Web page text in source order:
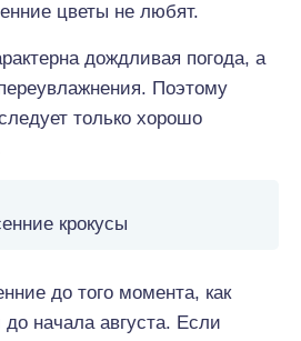
цветы не любят.
дождливая погода, а
Поэтому
только хорошо
крокусы
до того момента, как
начала августа. Если